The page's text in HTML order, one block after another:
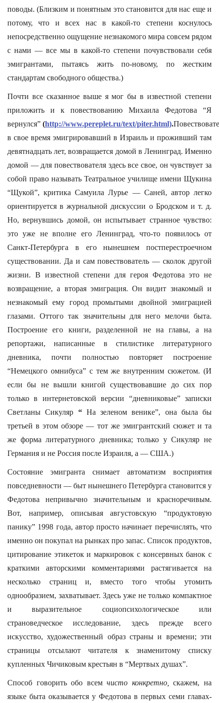
поводы. (Близким и понятным это становится для нас еще и
потому, что и всех нас в какой-то степени коснулось
непосредственно ощущение незнакомого мира совсем рядом
с нами — все мы в какой-то степени почувствовали себя
эмигрантами, пытаясь жить по-новому, по жестким
стандартам свободного общества.)
Почти все сказанное выше я мог бы в известной степени
приложить и к повествованию Михаила Федотова “Я
вернулся” (http://www.pereplet.ru/text/piter.html).
в свое время эмигрировавший в Израиль и проживший там
девятнадцать лет, возвращается домой в Ленинград. Именно
домой — для повествователя здесь все свое, он чувствует за
собой право называть Театральное училище имени Щукина
“Щукой”, критика Самуила Лурье — Саней, автор легко
ориентируется в журнальной дискуссии о Бродском и т. д.
Но, вернувшись домой, он испытывает странное чувство:
это уже не вполне его Ленинград, что-то появилось от
Санкт-Петербурга в его нынешнем постперестроечном
существовании. Да и сам повествователь — сколок другой
жизни. В известной степени для героя Федотова это не
возвращение, а вторая эмиграция. Он видит знакомый и
незнакомый ему город промытыми двойной эмиграцией
глазами. Оттого так значительны для него мелочи быта.
Построение его книги, разделенной не на главы, а на
репортажи, написанные в стилистике литературного
дневника, почти полностью повторяет построение
“Немецкого омнибуса” с тем же внутренним сюжетом. (И
если бы не вышли книгой существовавшие до сих пор
только в интернетовской версии “дневниковые” записки
Светланы Сикуляр “На зеленом венике”, она была бы
третьей в этом обзоре — тот же эмигрантский сюжет и та
же форма литературного дневника; только у Сикуляр не
Германия и не Россия после Израиля, а — США.)
Состояние эмигранта снимает автоматизм восприятия
повседневности — быт нынешнего Петербурга становится у
Федотова непривычно значительным и красноречивым.
Вот, например, описывая августовскую “продуктовую
панику” 1998 года, автор просто начинает перечислять, что
именно он покупал на рынках про запас. Список продуктов,
цитирование этикеток и маркировок с консервных банок с
краткими авторскими комментариями растягивается на
несколько страниц и, вместо того чтобы утомить
однообразием, захватывает. Здесь уже не только компактное
и выразительное социопсихологическое или
страноведческое исследование, здесь прежде всего
искусство, художественный образ страны и времени; эти
страницы отсылают читателя к знаменитому списку
купленных Чичиковым крестьян в “Мертвых душах”.
Способ говорить обо всемчисто конкретно,
скажем, на
языке быта оказывается у Федотова в первых семи главах-